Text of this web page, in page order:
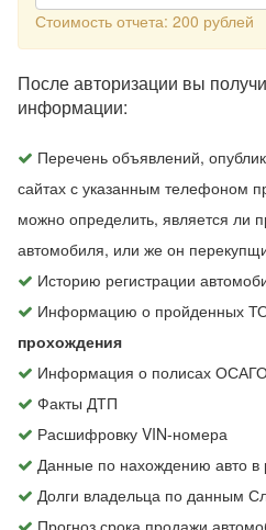
Стоимость отчета: 200 рублей
После авторизации вы
информации:
Перечень объявлений,
сайтах с указанным телефоном
можно определить, является ли
автомобиля, или же он
Историю регистрации
Информацию о пройденных
прохождения
Информация о полисах
Факты ДТП
Расшифровку VIN-номера
Данные по нахождению авто в
Долги владельца по данным
Прогноз срока продажи